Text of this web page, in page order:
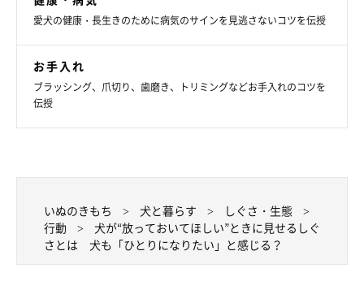
愛犬の健康・長生きのために病気のサインを見逃さないコツを伝授
お手入れ
ブラッシング、爪切り、歯磨き、トリミングなどお手入れのコツを
伝授
いぬのきもち 犬と暮らす
しぐさ・生態
行動
犬が“放っておいてほしい”ときに見せるしぐ
さとは 犬も「ひとりになりたい」と感じる？